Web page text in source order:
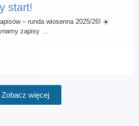
start!
– runda wiosenna 2025/26! ☀️
zapisy …
Zobacz więcej